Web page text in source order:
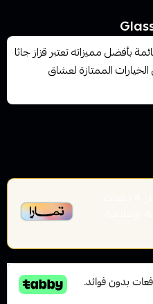
بأفضل مميزاته تعتبر قزاز جاثا
الممتازة لعشاق